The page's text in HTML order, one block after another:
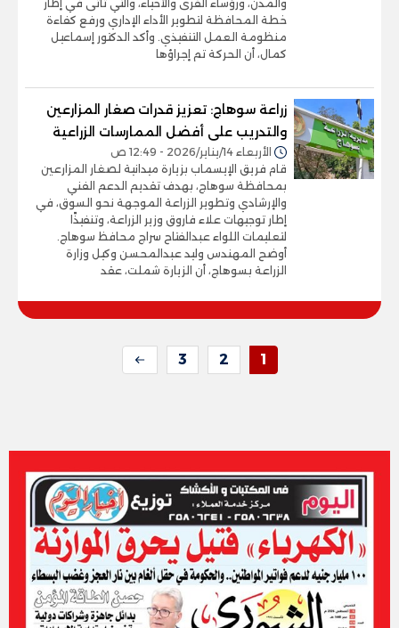
والمدن، ورؤساء القرى والأحياء، والتي تأتى في إطار
خطة المحافظة لتطوير الأداء الإداري ورفع كفاءة
منظومة العمل التنفيذي. وأكد الدكتور إسماعيل
كمال، أن الحركة تم إجراؤها
زراعة سوهاج: تعزيز قدرات صغار المزارعين
والتدريب على أفضل الممارسات الزراعية
الأربعاء 14/يناير/2026 - 12:49 ص
قام فريق الإيسماب بزيارة ميدانية لصغار المزارعين
بمحافظة سوهاج، بهدف تقديم الدعم الفني
والإرشادي وتطوير الزراعة الموجهة نحو السوق، في
إطار توجيهات علاء فاروق وزير الزراعة، وتنفيذًا
لتعليمات اللواء عبدالفتاح سراج محافظ سوهاج.
أوضح المهندس وليد عبدالمحسن وكيل وزارة
الزراعة بسوهاج، أن الزيارة شملت، عقد
1
2
3